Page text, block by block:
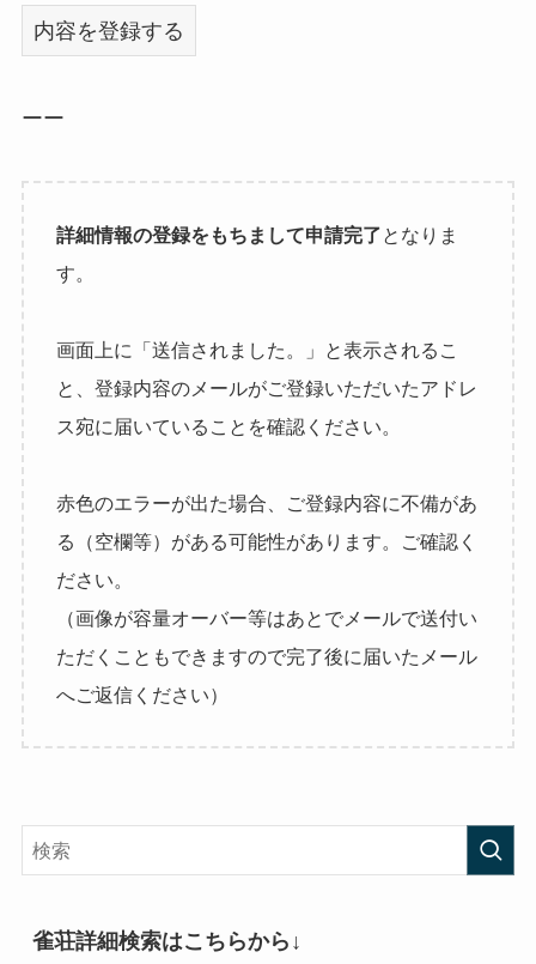
ーー
詳細情報の登録をもちまして申請完了となりま
す。
画面上に「送信されました。」と表示されるこ
と、登録内容のメールがご登録いただいたアドレ
ス宛に届いていることを確認ください。
赤色のエラーが出た場合、ご登録内容に不備があ
る（空欄等）がある可能性があります。ご確認く
ださい。
（画像が容量オーバー等はあとでメールで送付い
ただくこともできますので完了後に届いたメール
へご返信ください）
雀荘詳細検索はこちらから↓